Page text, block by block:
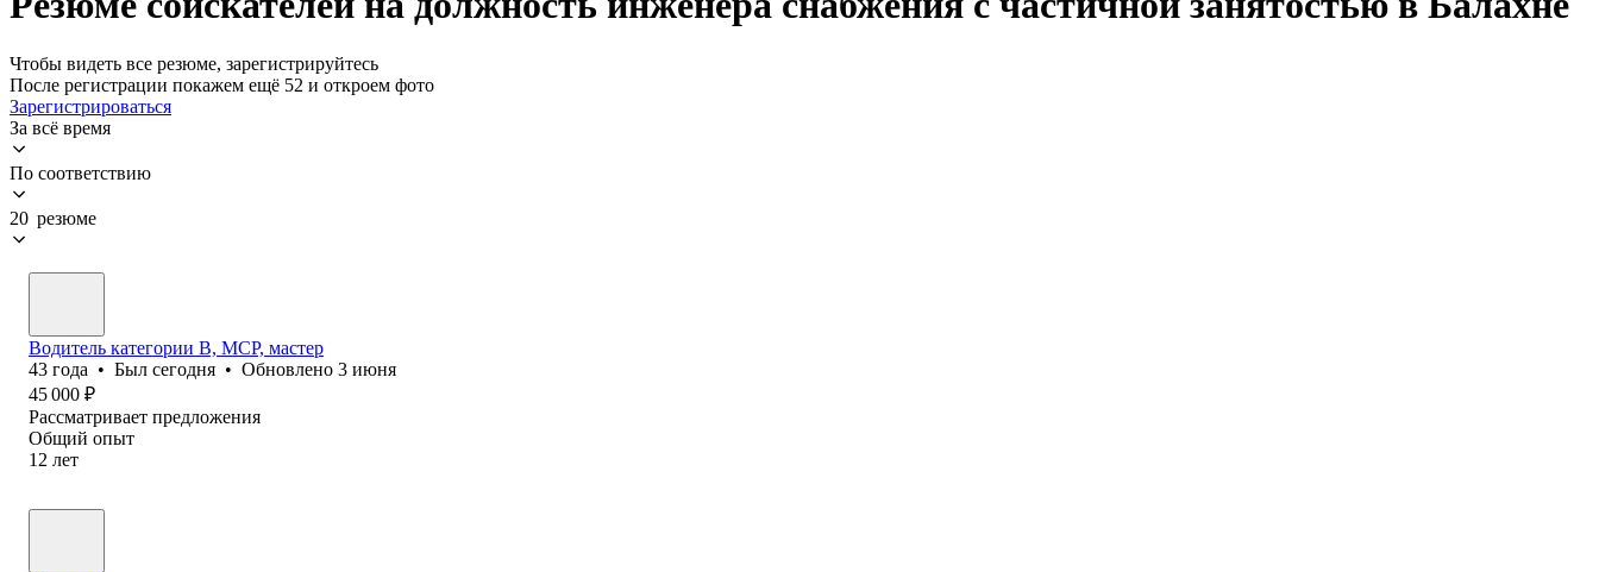
Чтобы видеть все резюме, зарегистрируйтесь
После регистрации покажем ещё 52 и откроем фото
Зарегистрироваться
За всё время
По соответствию
20 резюме
Водитель категории В, МСР, мастер
43 года • Был сегодня • Обновлено 3 июня
45 000 ₽
Рассматривает предложения
Общий опыт
12 лет